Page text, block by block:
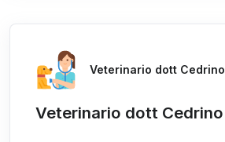
Veterinario dott Cedrino
Veterinario dott Cedrino